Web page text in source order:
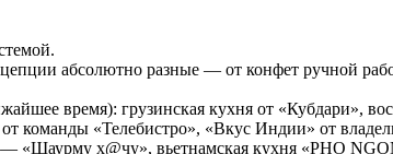
абсолютно разные — от конфет ручной
время): грузинская кухня от «Кубдари»,
команды «Телебистро», «Вкус Индии» от
«Шаурму х@чу», вьетнамская кухня «PHO